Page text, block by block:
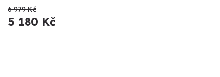
6 979 Kč
5 180 Kč